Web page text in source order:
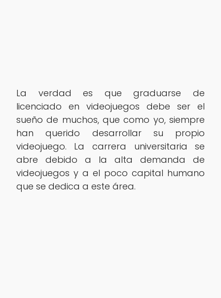
La verdad es que graduarse de
licenciado en videojuegos debe ser el
sueño de muchos, que como yo, siempre
han querido desarrollar su propio
videojuego. La carrera universitaria se
abre debido a la alta demanda de
videojuegos y a el poco capital humano
que se dedica a este área.